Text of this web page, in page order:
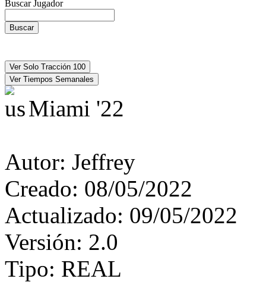
Buscar Jugador
Miami '22
Autor: Jeffrey
Creado: 08/05/2022
Actualizado: 09/05/2022
Versión: 2.0
Tipo: REAL